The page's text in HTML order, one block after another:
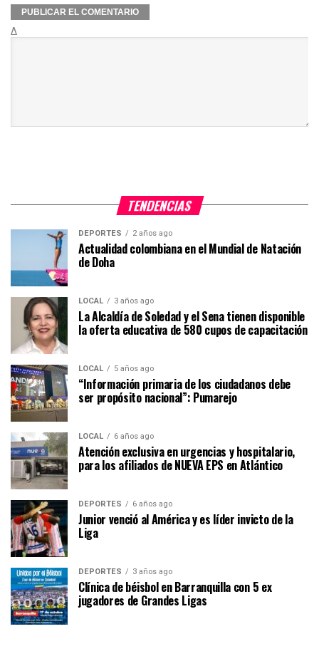
Δ
TENDENCIAS
DEPORTES 2 años ago
Actualidad colombiana en el Mundial de Natación
de Doha
LOCAL 3 años ago
La Alcaldía de Soledad y el Sena tienen disponible
la oferta educativa de 580 cupos de capacitación
LOCAL 5 años ago
“Información primaria de los ciudadanos debe
ser propósito nacional”: Pumarejo
LOCAL 6 años ago
Atención exclusiva en urgencias y hospitalario,
para los afiliados de NUEVA EPS en Atlántico
DEPORTES 6 años ago
Junior venció al América y es líder invicto de la
Liga
DEPORTES 3 años ago
Clínica de béisbol en Barranquilla con 5 ex
jugadores de Grandes Ligas